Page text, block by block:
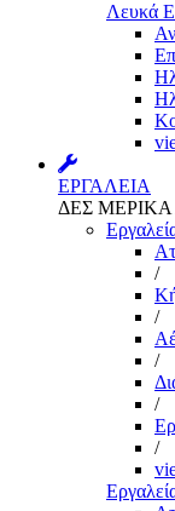
Λευκά
ΕΡΓΑΛΕΙΑ
ΔΕΣ
/
/
/
/
/